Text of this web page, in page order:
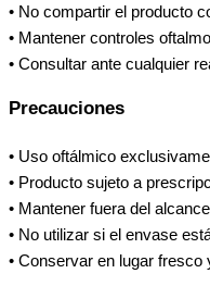
• No compartir el producto
• Mantener controles
• Consultar ante cualquier
Precauciones
• Uso oftálmico
• Producto sujeto a
• Mantener fuera del
• No utilizar si el envase
• Conservar en lugar fresco